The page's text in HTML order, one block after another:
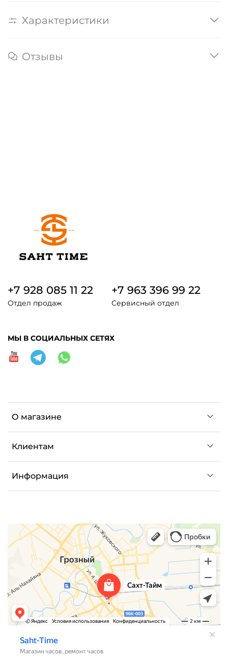
Характеристики
Отзывы
О магазине
Клиентам
Информация
+7 928 085 11 22
Отдел продаж
+7 963 396 99 22
Сервисный отдел
МЫ В СОЦИАЛЬНЫХ СЕТЯХ